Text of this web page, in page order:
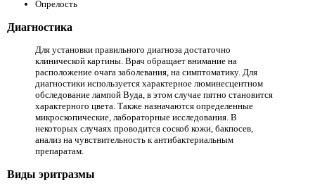
Опрелость
Диагностика
Для установки правильного диагноза достаточно
клинической картины. Врач обращает внимание на
расположение очага заболевания, на симптоматику. Для
диагностики используется характерное люминесцентном
обследование лампой Вуда, в этом случае пятно становится
характерного цвета. Также назначаются определенные
микроскопические, лабораторные исследования. В
некоторых случаях проводится соскоб кожи, бакпосев,
анализ на чувствительность к антибактериальным
препаратам.
Виды эритразмы